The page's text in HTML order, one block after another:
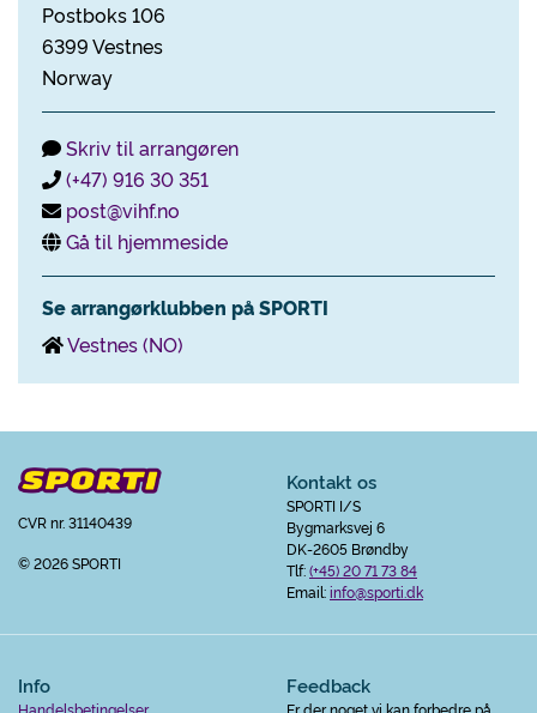
Postboks 106
6399 Vestnes
Norway
Skriv til arrangøren
(+47) 916 30 351
post@vihf.no
Gå til hjemmeside
Se arrangørklubben på SPORTI
Vestnes (NO)
CVR nr. 31140439
© 2026 SPORTI
Kontakt os
SPORTI I/S
Bygmarksvej 6
DK-2605 Brøndby
Tlf:(+45) 20 71 73 84
Email:info@sporti.dk
Info
Handelsbetingelser
Feedback
Er der noget vi kan forbedre på